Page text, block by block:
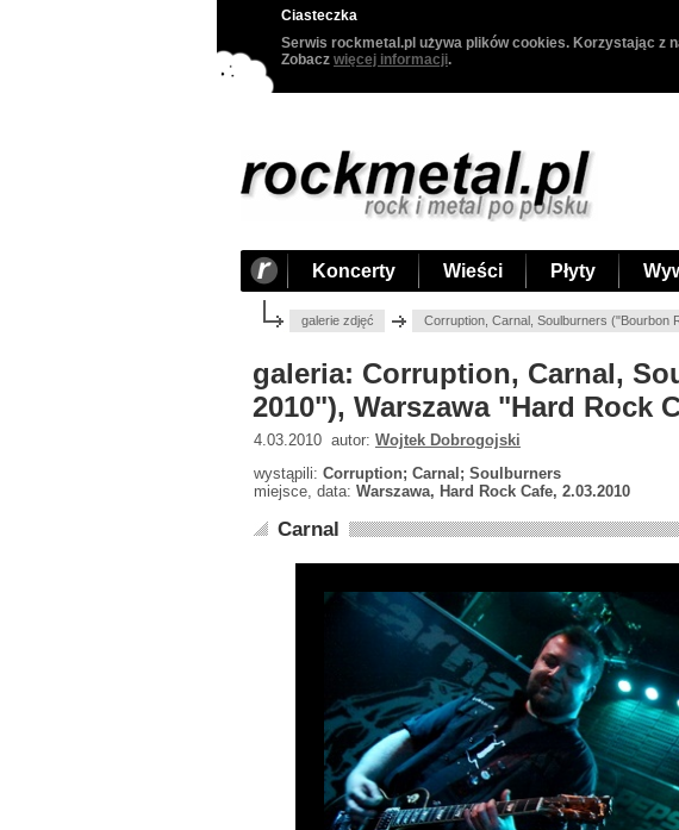
Ciasteczka
Serwis rockmetal.pl używa plików cookies. Korzystając z
Zobacz więcej informacji.
Koncerty Wieści Płyty
galerie zdjęć Corruption, Carnal, Soulburners ("Bourbon
galeria: Corruption, Carnal,
2010"), Warszawa "Hard Rock
4.03.2010 autor: Wojtek Dobrogojski
wystąpili: Corruption; Carnal; Soulburners
miejsce, data: Warszawa, Hard Rock Cafe, 2.03.2010
Carnal